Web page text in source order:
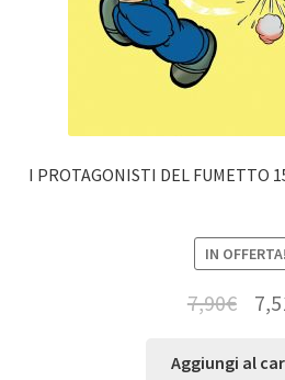
I PROTAGONISTI DEL FUMETTO
IN OFFERTA!
7,90€
Aggiungi al